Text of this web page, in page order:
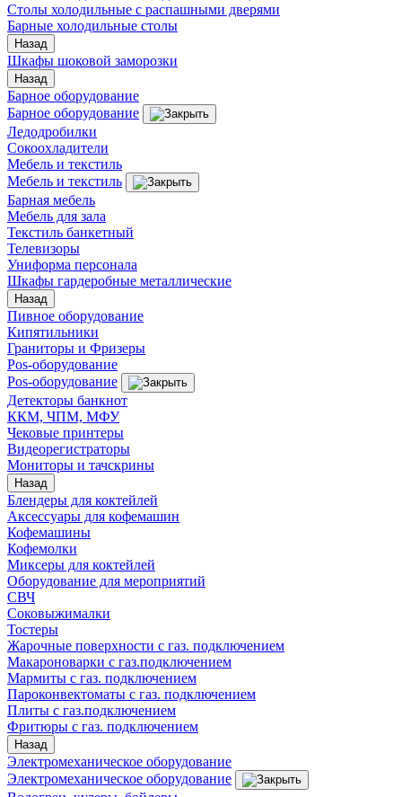
Столы холодильные с распашными дверями
Барные холодильные столы
Назад
Шкафы шоковой заморозки
Назад
Барное оборудование
Барное оборудование
Ледодробилки
Сокоохладители
Мебель и текстиль
Мебель и текстиль
Барная мебель
Мебель для зала
Текстиль банкетный
Телевизоры
Униформа персонала
Шкафы гардеробные металлические
Назад
Пивное оборудование
Кипятильники
Граниторы и Фризеры
Pos-оборудование
Pos-оборудование
Детекторы банкнот
ККМ, ЧПМ, МФУ
Чековые принтеры
Видеорегистраторы
Мониторы и тачскрины
Назад
Блендеры для коктейлей
Аксессуары для кофемашин
Кофемашины
Кофемолки
Миксеры для коктейлей
Оборудование для мероприятий
СВЧ
Соковыжималки
Тостеры
Жарочные поверхности с газ. подключением
Макароноварки с газ.подключением
Мармиты с газ. подключением
Пароконвектоматы с газ. подключением
Плиты с газ.подключением
Фритюры с газ. подключением
Назад
Электромеханическое оборудование
Электромеханическое оборудование